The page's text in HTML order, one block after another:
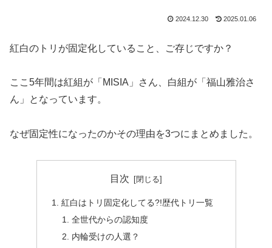
2024.12.30 2025.01.06
紅白のトリが固定化していること、ご存じですか？
ここ5年間は紅組が「MISIA」さん、白組が「福山雅治さ
ん」となっています。
なぜ固定性になったのかその理由を3つにまとめました。
目次
紅白はトリ固定化してる?!歴代トリ一覧
全世代からの認知度
内輪受けの人選？